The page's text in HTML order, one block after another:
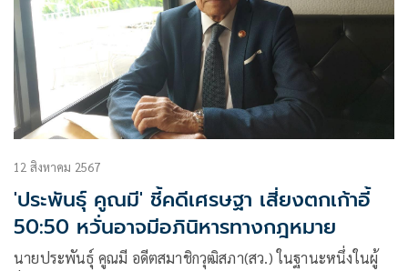
12 สิงหาคม 2567
'ประพันธุ์ คูณมี' ชี้คดีเศรษฐา เสี่ยงตกเก้าอี้
50:50 หวั่นอาจมีอภินิหารทางกฎหมาย
นายประพันธุ์ คูณมี อดีตสมาชิกวุฒิสภา(สว.) ในฐานะหนึ่งในผู้